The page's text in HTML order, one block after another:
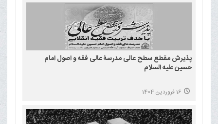
پذیرش مقطع سطح عالی مدرسۀ عالی فقه و اصول امام
حسین علیه السلام
16 فروردین 1404